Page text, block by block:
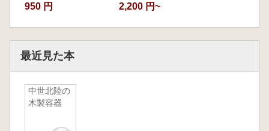
950 円 2,200 円~
最近見た本
中世北陸の
木製容器